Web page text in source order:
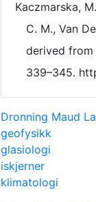
Kaczmarska,
C. M., Van
derived from
339–345.
Dronning Maud
geofysikk
glasiologi
iskjerner
klimatologi